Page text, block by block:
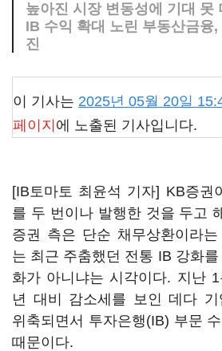
높아진 시장 변동성에 기대 못
IB 수익 확대 노린 부동산금융
진
이 기사는 2025년 05월 20일
페이지 에 노출된 기사입니다.
[IB토마토 최윤석 기자] KB증권
를 두 번이나 발행한 것을 두고
증권 측은 단순 채무상환이라
는 최근 주춤했던 전통 IB 강화
화가 아니냐는 시각이다. 지난
년 대비 감소세를 보인 데다 기
위축되면서 투자은행(IB) 부문
때문이다.